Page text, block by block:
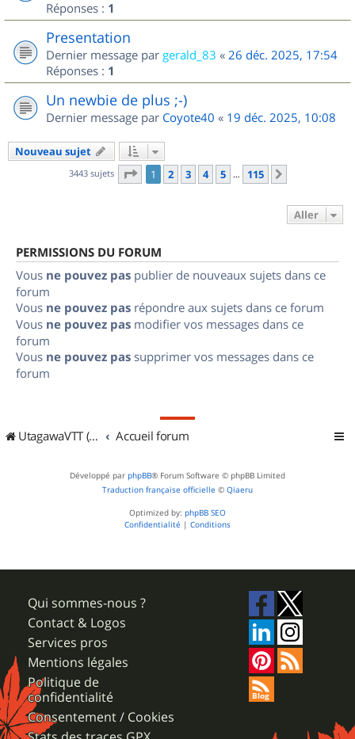
Réponses : 1
Presentation
Dernier message par gerald_83 « 26 déc. 2025, 17:54
Réponses : 1
Un newbie de plus ;-)
Dernier message par Coyote40 « 19 déc. 2025, 10:08
Nouveau sujet
3443 sujets Page 1sur 115
1 2 3 4 5 … 115
Aller
PERMISSIONS DU FORUM
Vous ne pouvez pas publier de nouveaux sujets dans ce
forum
Vous ne pouvez pas répondre aux sujets dans ce forum
Vous ne pouvez pas modifier vos messages dans ce
forum
Vous ne pouvez pas supprimer vos messages dans ce
forum
UtagawaVTT (Randos VTT et VTTAE avec traces GPS) Accueil forum
Développé par phpBB® Forum Software © phpBB Limited
Traduction française officielle © Qiaeru
Optimized by: phpBB SEO
Confidentialité | Conditions
Qui sommes-nous ?
Contact & Logos
Services pros
Mentions légales
Politique de
confidentialité
Consentement / Cookies